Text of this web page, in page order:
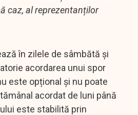
caz, al reprezentanților
în zilele de sâmbătă și
acordarea unui spor
este opțional și nu poate
acordat de luni până
este stabilită prin